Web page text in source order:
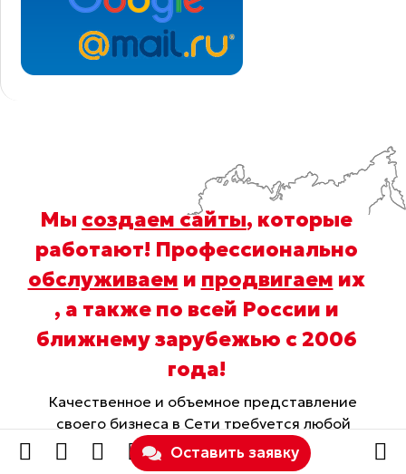
Мы создаем сайты, которые
работают! Профессионально
обслуживаем и продвигаем их
, а также по всей России и
ближнему зарубежью с 2006
года!
Качественное и объемное представление
своего бизнеса в Сети требуется любой
растущей коммерческой структуре,
стремящейся увеличить продажи, именно по
Оставить заявку